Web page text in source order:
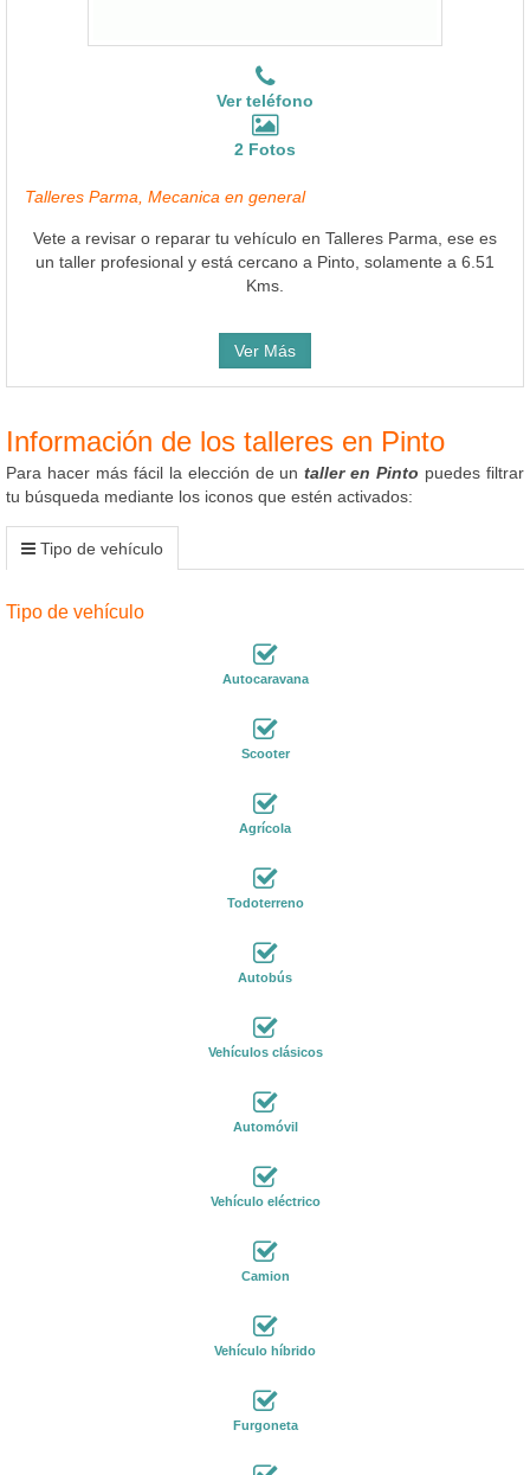
Ver teléfono
2 Fotos
Talleres Parma, Mecanica en general
Vete a revisar o reparar tu vehículo en Talleres Parma, ese es
un taller profesional y está cercano a Pinto, solamente a 6.51
Kms.
Ver Más
Información de los talleres en Pinto
Para hacer más fácil la elección de untaller en Pinto puedes filtrar
tu búsqueda mediante los iconos que estén activados:
Tipo de vehículo
Tipo de vehículo
Autocaravana
Scooter
Agrícola
Todoterreno
Autobús
Vehículos clásicos
Automóvil
Vehículo eléctrico
Camion
Vehículo híbrido
Furgoneta